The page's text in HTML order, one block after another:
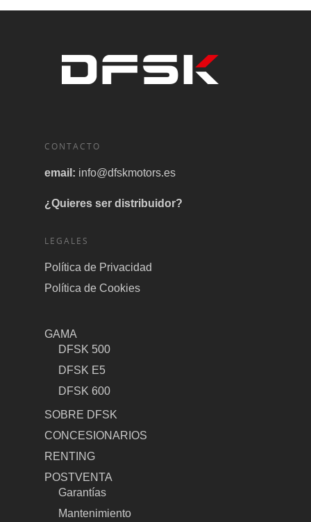
CONTACTO
email: info@dfskmotors.es
¿Quieres ser distribuidor?
LEGALES
Política de Privacidad
Política de Cookies
GAMA
DFSK 500
DFSK E5
DFSK 600
SOBRE DFSK
CONCESIONARIOS
RENTING
POSTVENTA
Garantías
Mantenimiento